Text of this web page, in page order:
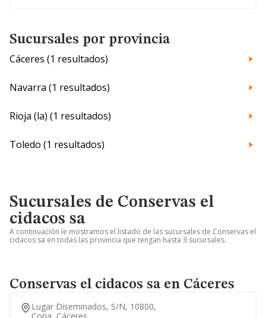
Sucursales por provincia
Cáceres (1 resultados)
Navarra (1 resultados)
Rioja (la) (1 resultados)
Toledo (1 resultados)
Sucursales de Conservas el
cidacos sa
A continuación le mostramos el listado de las sucursales de Conservas el
cidacos sa en todas las provincia que tengan hasta 3 sucursales.
Conservas el cidacos sa en Cáceres
Lugar Diseminados, S/n, 10800,